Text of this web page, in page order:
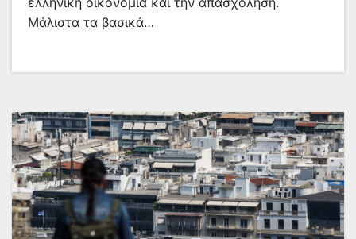
Μάλιστα τα βασικά…